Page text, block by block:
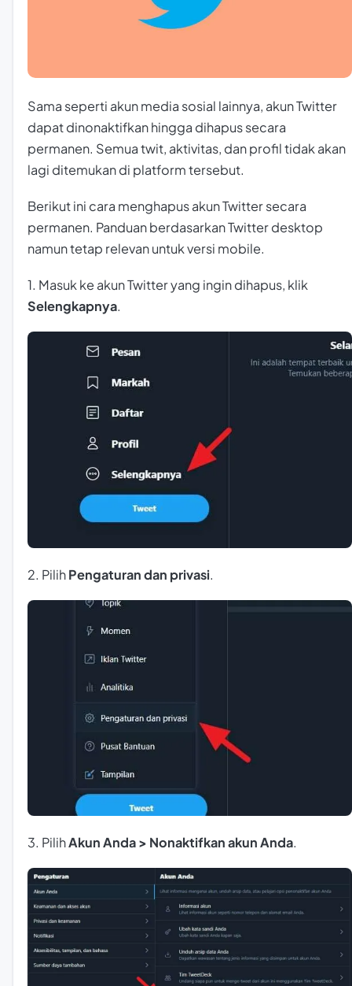
Sama seperti akun media sosial lainnya, akun Twitter
dapat dinonaktifkan hingga dihapus secara
permanen. Semua twit, aktivitas, dan profil tidak akan
lagi ditemukan di platform tersebut.
Berikut ini cara menghapus akun Twitter secara
permanen. Panduan berdasarkan Twitter desktop
namun tetap relevan untuk versi mobile.
1. Masuk ke akun Twitter yang ingin dihapus, klik
Selengkapnya.
2. PilihPengaturan dan privasi.
3. PilihAkun Anda > Nonaktifkan akun Anda.